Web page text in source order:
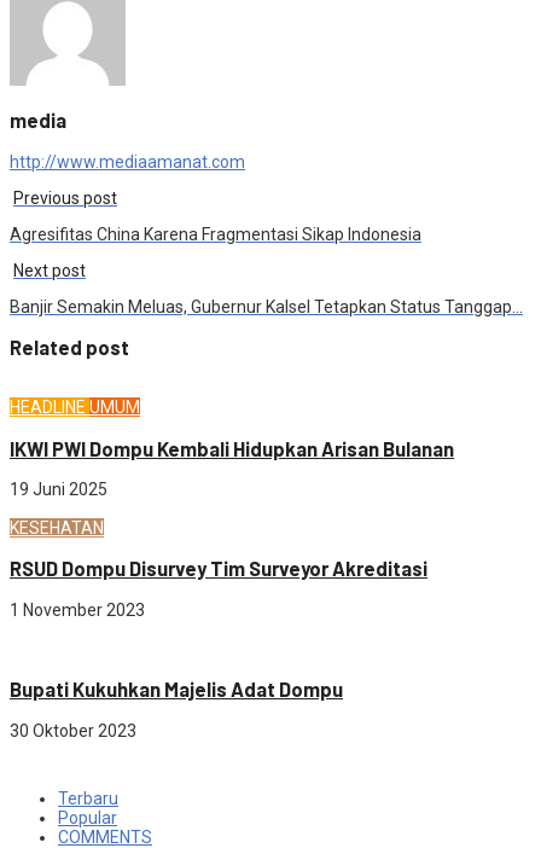
media
http://www.mediaamanat.com
Previous post
Agresifitas China Karena Fragmentasi Sikap Indonesia
Next post
Banjir Semakin Meluas, Gubernur Kalsel Tetapkan Status Tanggap…
Related post
HEADLINE UMUM
IKWI PWI Dompu Kembali Hidupkan Arisan Bulanan
19 Juni 2025
KESEHATAN
RSUD Dompu Disurvey Tim Surveyor Akreditasi
1 November 2023
Bupati Kukuhkan Majelis Adat Dompu
30 Oktober 2023
Terbaru
Popular
COMMENTS